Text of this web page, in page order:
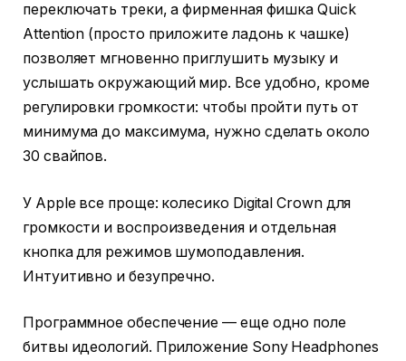
переключать треки, а фирменная фишка Quick
Attention (просто приложите ладонь к чашке)
позволяет мгновенно приглушить музыку и
услышать окружающий мир. Все удобно, кроме
регулировки громкости: чтобы пройти путь от
минимума до максимума, нужно сделать около
30 свайпов.
У Apple все проще: колесико Digital Crown для
громкости и воспроизведения и отдельная
кнопка для режимов шумоподавления.
Интуитивно и безупречно.
Программное обеспечение — еще одно поле
битвы идеологий. Приложение Sony Headphones